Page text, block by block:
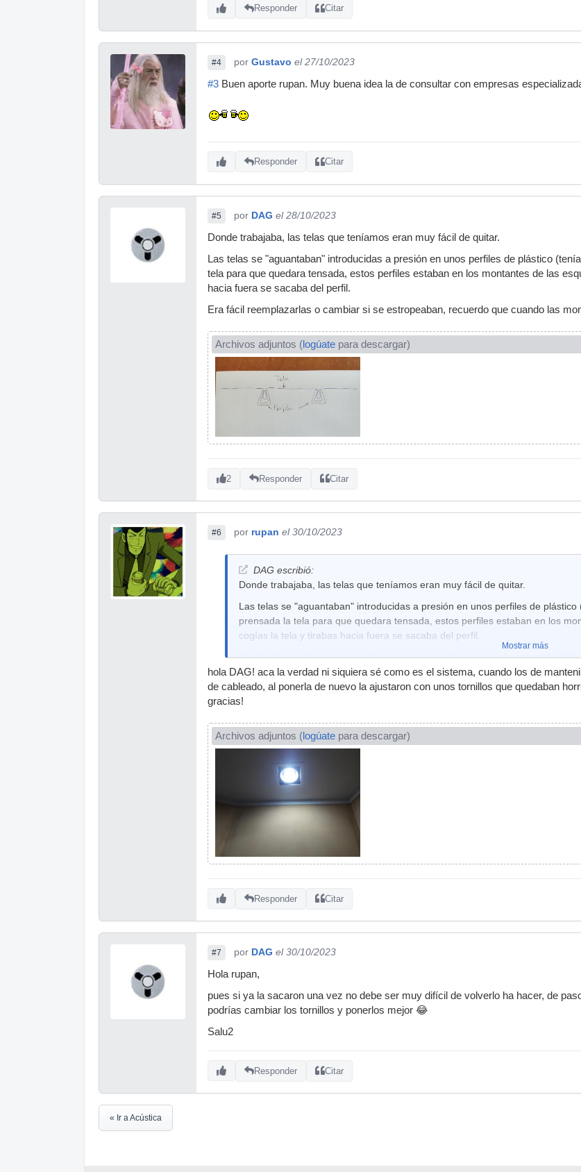
Responder Citar
#4 por Gustavo el 27/10/2023
#3 Buen aporte rupan. Muy buena idea la de consultar con empresas
Responder Citar
#5 por DAG el 28/10/2023
Donde trabajaba, las telas que teníamos eran muy fácil de quitar.
Las telas se "aguantaban" introducidas a presión en unos perfiles de plástico
tela para que quedara tensada, estos perfiles estaban en los montantes de las
hacia fuera se sacaba del perfil.
Era fácil reemplazarlas o cambiar si se estropeaban, recuerdo que cuando las
Archivos adjuntos (logúate para descargar)
2 Responder Citar
#6 por rupan el 30/10/2023
DAG escribió:
Donde trabajaba, las telas que teníamos eran muy fácil de quitar.
Las telas se "aguantaban" introducidas a presión en unos perfiles de
prensada la tela para que quedara tensada, estos perfiles estaban en los
cogías la tela y tirabas hacia fuera se sacaba del perfil.
Era fácil reemplazarlas o cambiar si se estropeaban, recuerdo que cuando
Mostrar más
hola DAG! aca la verdad ni siquiera sé como es el sistema, cuando los de
de cableado, al ponerla de nuevo la ajustaron con unos tornillos que quedaban
gracias!
Archivos adjuntos (logúate para descargar)
Responder Citar
#7 por DAG el 30/10/2023
Hola rupan,
pues si ya la sacaron una vez no debe ser muy difícil de volverlo ha hacer, de
podrías cambiar los tornillos y ponerlos mejor 😂
Salu2
Responder Citar
« Ir a Acústica